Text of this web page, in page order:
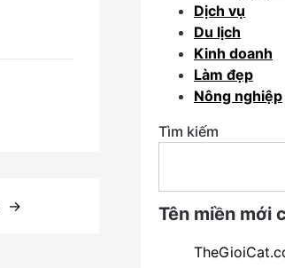
Dịch vụ
Du lịch
Kinh doanh
Làm đẹp
Nông nghiệp
Tìm kiếm
Tên miền mới